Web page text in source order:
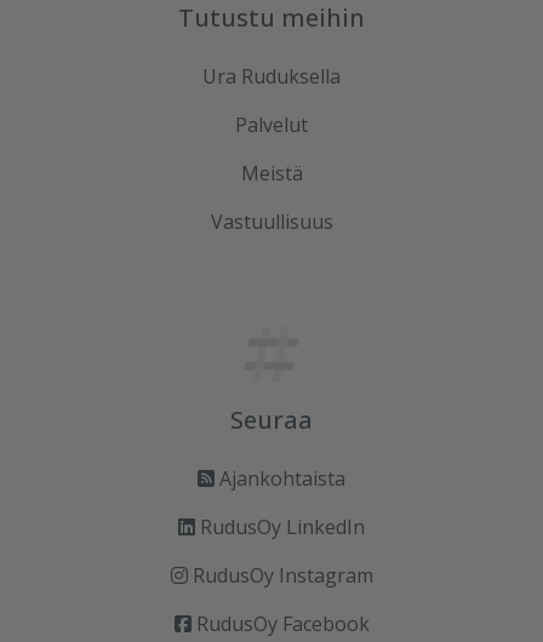
Tutustu meihin
Ura Ruduksella
Palvelut
Meistä
Vastuullisuus
Seuraa
Ajankohtaista
RudusOy LinkedIn
RudusOy Instagram
RudusOy Facebook